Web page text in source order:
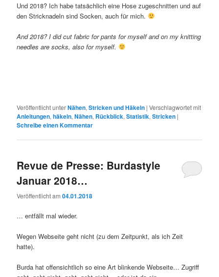
Und 2018? Ich habe tatsächlich eine Hose zugeschnitten und auf
den Stricknadeln sind Socken, auch für mich.
And 2018? I did cut fabric for pants for myself and on my knitting
needles are socks, also for myself.
Veröffentlicht unterNähen,Stricken und Häkeln |Verschlagwortet mit
Anleitungen,häkeln,Nähen, Rückblick,Statistik,Stricken |
Schreibe einen Kommentar
Revue de Presse: Burdastyle
Januar 2018…
Veröffentlicht am04.01.2018
… entfällt mal wieder.
Wegen Webseite geht nicht (zu dem Zeitpunkt, als ich Zeit
hatte).
Burda hat offensichtlich so eine Art blinkende Webseite… Zugriff